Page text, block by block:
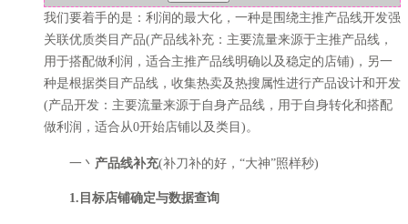
我们要着手的是：利润的最大化，一种是围绕主推产品线开发强
关联优质类目产品(产品线补充：主要流量来源于主推产品线，
用于搭配做利润，适合主推产品线明确以及稳定的店铺)，另一
种是根据类目产品线，收集热卖及热搜属性进行产品设计和开发
(产品开发：主要流量来源于自身产品线，用于自身转化和搭配
做利润，适合从0开始店铺以及类目)。
一丶 产品线补充(补刀补的好，“大神”照样秒)
1.目标店铺确定与数据查询